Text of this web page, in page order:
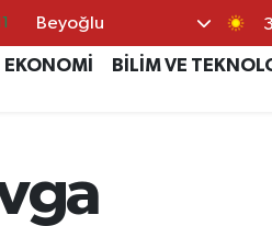
Beyoğlu
EKONOMİ
BİLİM VE